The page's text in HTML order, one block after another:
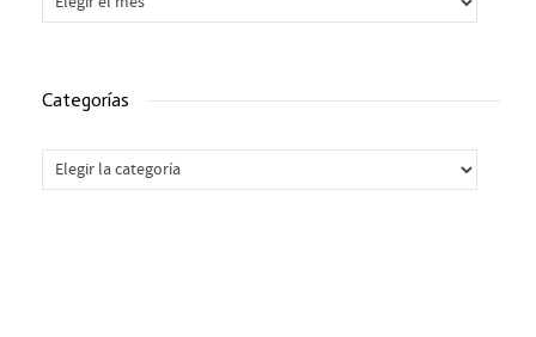
Categorías
Categorías